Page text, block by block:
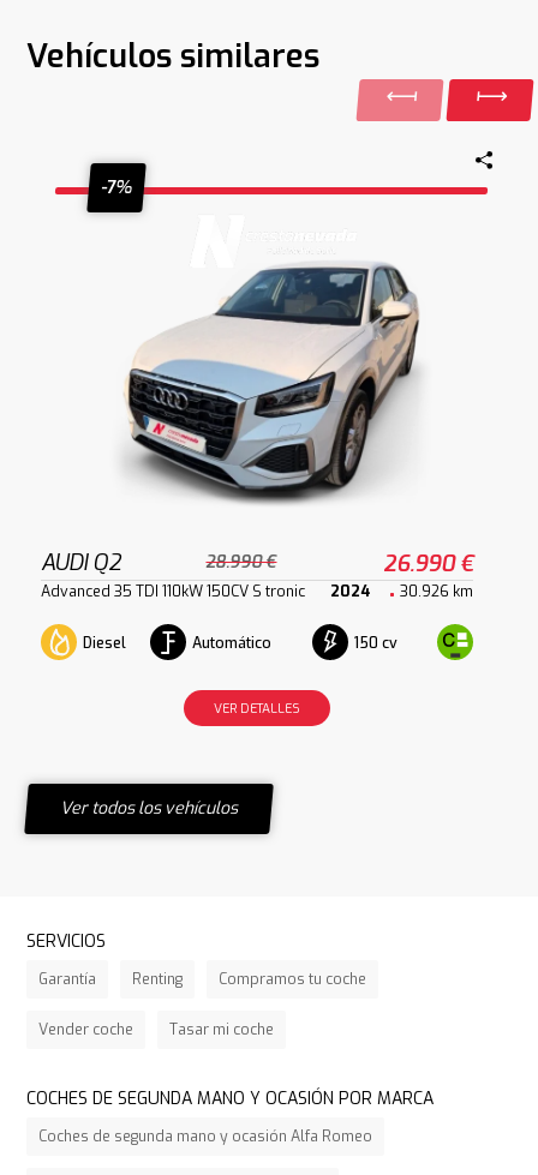
Vehículos similares
-7%
AUDI Q2 28.990 € 26.990 €
Advanced 35 TDI 110kW 150CV S tronic 2024 30.926 km
Diesel Automático 150 cv
VER DETALLES
Ver todos los vehículos
SERVICIOS
Garantía Renting Compramos tu coche
Vender coche Tasar mi coche
COCHES DE SEGUNDA MANO Y OCASIÓN POR MARCA
Coches de segunda mano y ocasión Alfa Romeo